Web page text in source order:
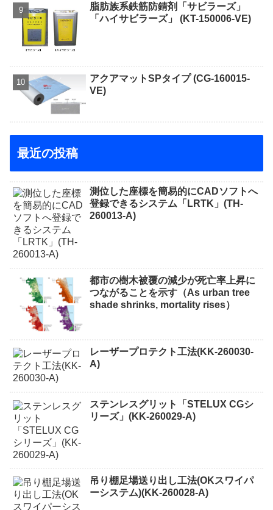
脂肪族系鉄筋防錆剤「サビラーズ」
「ハイサビラーズ」 (KT-150006-VE)
アクアマットSPタイプ (CG-160015-
VE)
最近の投稿
測位した座標を簡易的にCADソフトへ
登録できるシステム「LRTK」(TH-
260013-A)
都市の樹木被覆の減少が死亡率上昇に
つながることを示す（As urban tree
shade shrinks, mortality rises）
レーザープロテクト⼯法(KK-260030-
A)
ステンレスグリット「STELUX CGシ
リーズ」(KK-260029-A)
吊り棚足場送り出し工法(OKスワイパ
ーシステム)(KK-260028-A)